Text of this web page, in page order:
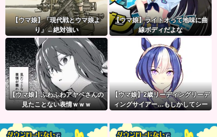
【ウマ娘】「現代戦とウマ娘よ
り」←絶対強い
【ウマ娘】ライトオって地味に曲
線ボディだよな
【ウマ娘】ふわふわアヤベさんの
見たことない表情ｗｗｗ
【ウマ娘】2歳リーディングリーデ
ィングサイアー…もしかしてシー